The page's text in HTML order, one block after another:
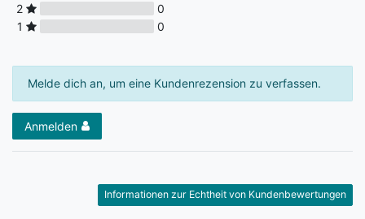
2
0
1
0
Melde dich an, um eine Kundenrezension zu verfassen.
Anmelden
Informationen zur Echtheit von Kundenbewertungen